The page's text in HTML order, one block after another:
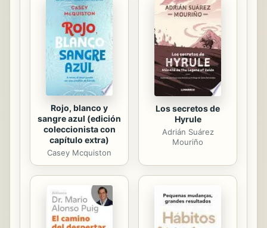
Rojo, blanco y
sangre azul (edición
coleccionista con
capítulo extra)
Casey Mcquiston
Los secretos de
Hyrule
Adrián Suárez
Mouriño